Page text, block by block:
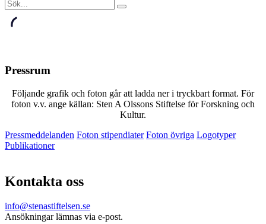
Pressrum
Följande grafik och foton går att ladda ner i tryckbart format. För
foton v.v. ange källan: Sten A Olssons Stiftelse för Forskning och
Kultur.
Pressmeddelanden Foton stipendiater Foton övriga Logotyper
Publikationer
Kontakta oss
info@stenastiftelsen.se
Ansökningar lämnas via e-post.